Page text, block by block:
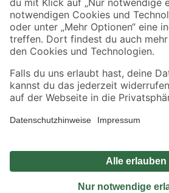
Jetzt die toom-App herunterladen
Alle Preisangaben in EUR inkl. gesetzl. MwSt.. Die
Umständen nicht in allen Märkten verfügbar. Die
Produkte nur solange der Vorrat reicht.
*Paketversand ab 59 € versandkostenfrei, gilt nicht für
Privatsphäre Impressum
Nutzungsbedingungen
Widerrufsrecht